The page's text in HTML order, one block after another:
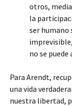
otros,
la
ser humano
no se puede
Para Arendt,
una vida
nuestra libertad,